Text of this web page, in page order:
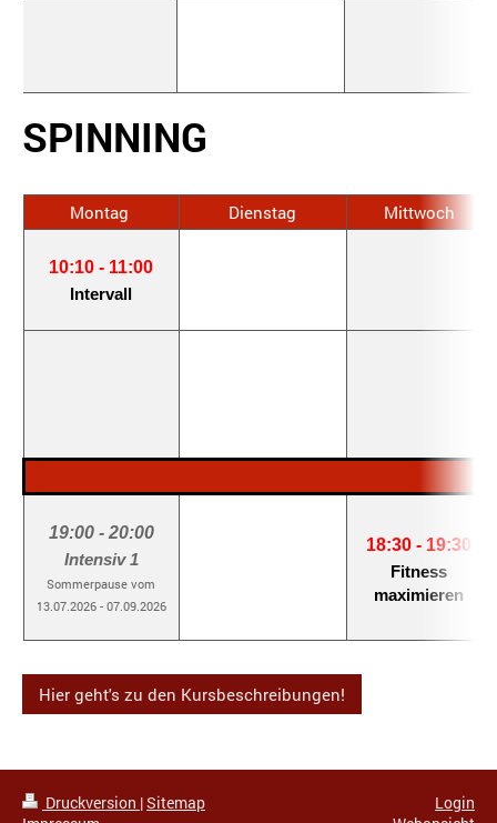
SPINNING
Montag Dienstag Mittwoch
10:10 - 11:00
Intervall
19:00 - 20:00
Intensiv 1
Sommerpause vom
13.07.2026 - 07.09.2026
18:30 - 19:30
Fitness
maximieren
Hier geht's zu den Kursbeschreibungen!
Druckversion |Sitemap
Login